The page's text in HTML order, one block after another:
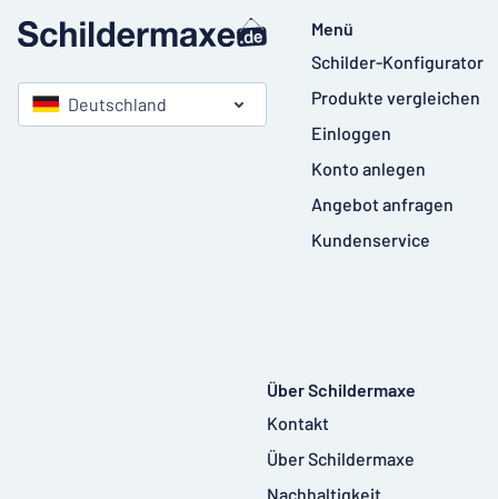
Deutschland
Menü
Schilder-Konfigurator
Produkte vergleichen
Einloggen
Konto anlegen
Angebot anfragen
Kundenservice
Über Schildermaxe
Kontakt
Über Schildermaxe
Nachhaltigkeit